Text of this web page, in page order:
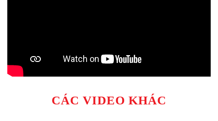
CÁC VIDEO KHÁC